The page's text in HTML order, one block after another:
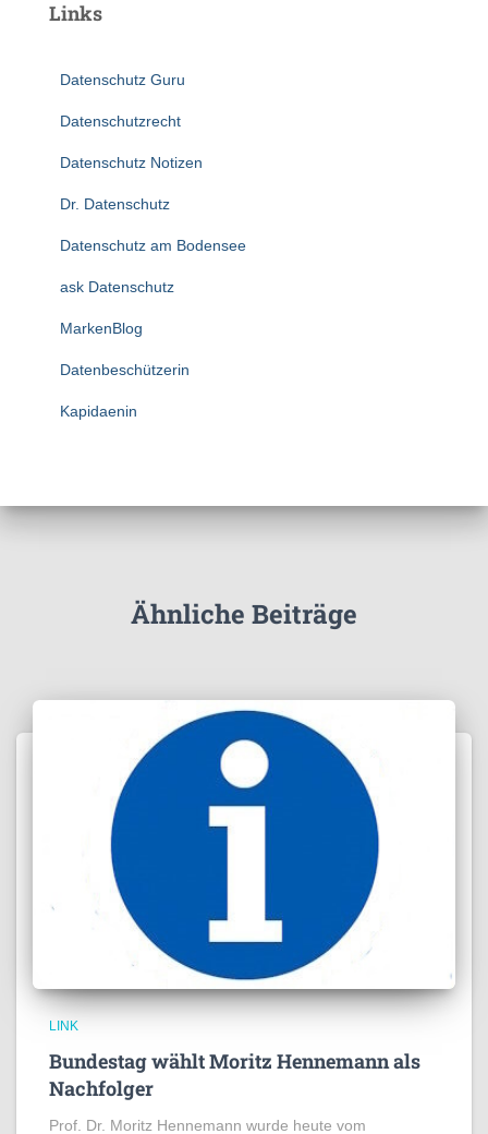
Links
Datenschutz Guru
Datenschutzrecht
Datenschutz Notizen
Dr. Datenschutz
Datenschutz am Bodensee
ask Datenschutz
MarkenBlog
Datenbeschützerin
Kapidaenin
Ähnliche Beiträge
LINK
Bundestag wählt Moritz Hennemann als
Nachfolger
Prof. Dr. Moritz Hennemann wurde heute vom